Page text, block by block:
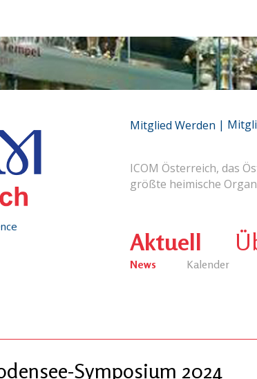
ICOM Österreich, das
größte heimische
Aktuell
News Kalender
Mitglied Werden |
Symposium 2024